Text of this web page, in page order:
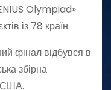
Olympiad»
із 78 країн.
фінал відбувся в
збірна
США.